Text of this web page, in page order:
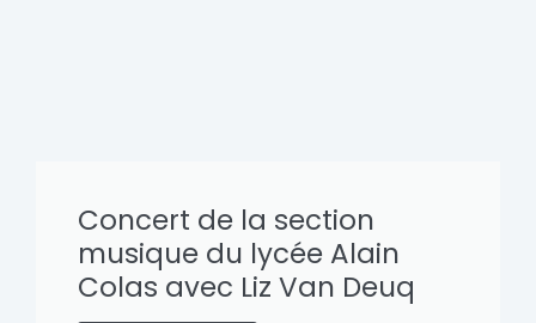
Concert de la section
musique du lycée Alain
Colas avec Liz Van Deuq